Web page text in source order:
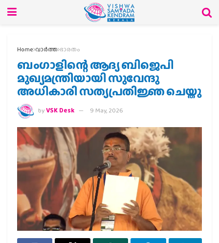
Home വാര്‍ത്ത ഭാരതം
ബംഗാളിന്റെ ആദ്യ ബിജെപി
മുഖ്യമന്ത്രിയായി സുവേന്ദു
അധികാരി സത്യപ്രതിജ്ഞ ചെയ്തു
byVSK Desk 9 May, 2026